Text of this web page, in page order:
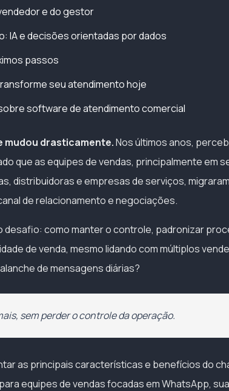
e do gestor
IA e decisões orientadas por dados
passos
seu atendimento hoje
software de atendimento comercial
mudou drasticamente.Nos últimos anos,
que as equipes de vendas, principalmente em
distribuidoras e empresas de serviços,
de relacionamento e negociações.
desafio: como manter o controle, padronizar
de venda, mesmo lidando com múltiplos
de mensagens diárias?
sem perder o controle da operação.
as principais características e benefícios do
equipes de vendas focadas em WhatsApp,